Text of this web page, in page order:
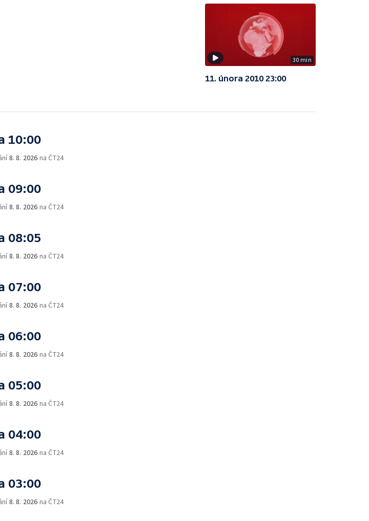
30 min
11. února 2010 23:00
10:00
8. 8. 2026 na ČT24
09:00
8. 8. 2026 na ČT24
08:05
8. 8. 2026 na ČT24
07:00
8. 8. 2026 na ČT24
06:00
8. 8. 2026 na ČT24
05:00
8. 8. 2026 na ČT24
04:00
8. 8. 2026 na ČT24
03:00
8. 8. 2026 na ČT24